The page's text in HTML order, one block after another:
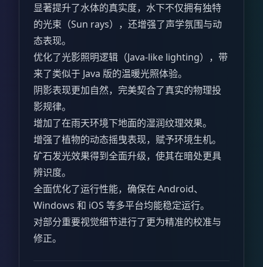
显著提升了水体的真实度，水下不仅拥有独特
的光束（Sun rays），还增强了声学氛围与动
态表现。
优化了光影照明逻辑（Java-like lighting），带
来了类似于 Java 版的温暖光照体验。
阴影表现更加自然，完美契合了真实的物理投
影规律。
增加了在雨天环境下地面的湿润纹理效果。
增强了植物的动态摇曳表现，赋予环境生机。
矿石发光效果得到全面升级，使其在暗处更具
辨识度。
全面优化了运行性能，确保在 Android、
Windows 和 iOS 等多平台均能稳定运行。
对部分重要视觉细节进行了更为精准的校准与
修正。